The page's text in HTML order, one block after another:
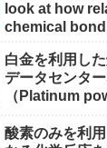
look at how
chemical bond
白金を利用し
データセンタ
（Platinum
酸素のみを利